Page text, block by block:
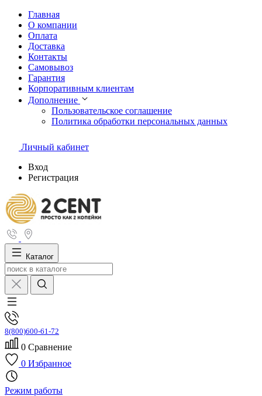
Главная
О компании
Оплата
Доставка
Контакты
Самовывоз
Гарантия
Корпоративным клиентам
Дополнение
Пользовательское соглашение
Политика обработки персональных данных
Личный кабинет
Вход
Регистрация
Каталог
8(800)600-61-72
0 Сравнение
0 Избранное
Режим работы